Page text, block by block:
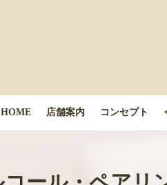
HOME 店舗案内 コンセプト